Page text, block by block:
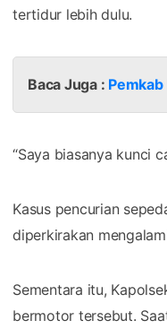
tertidur lebih dulu.
Baca Juga :
“Saya biasanya kunci
Kasus pencurian
diperkirakan
Sementara itu,
bermotor tersebut.